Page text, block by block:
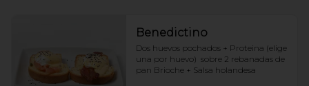
Benedictino
Dos huevos pochados + Proteina (elige
una por huevo)  sobre 2 rebanadas de
pan Brioche + Salsa holandesa